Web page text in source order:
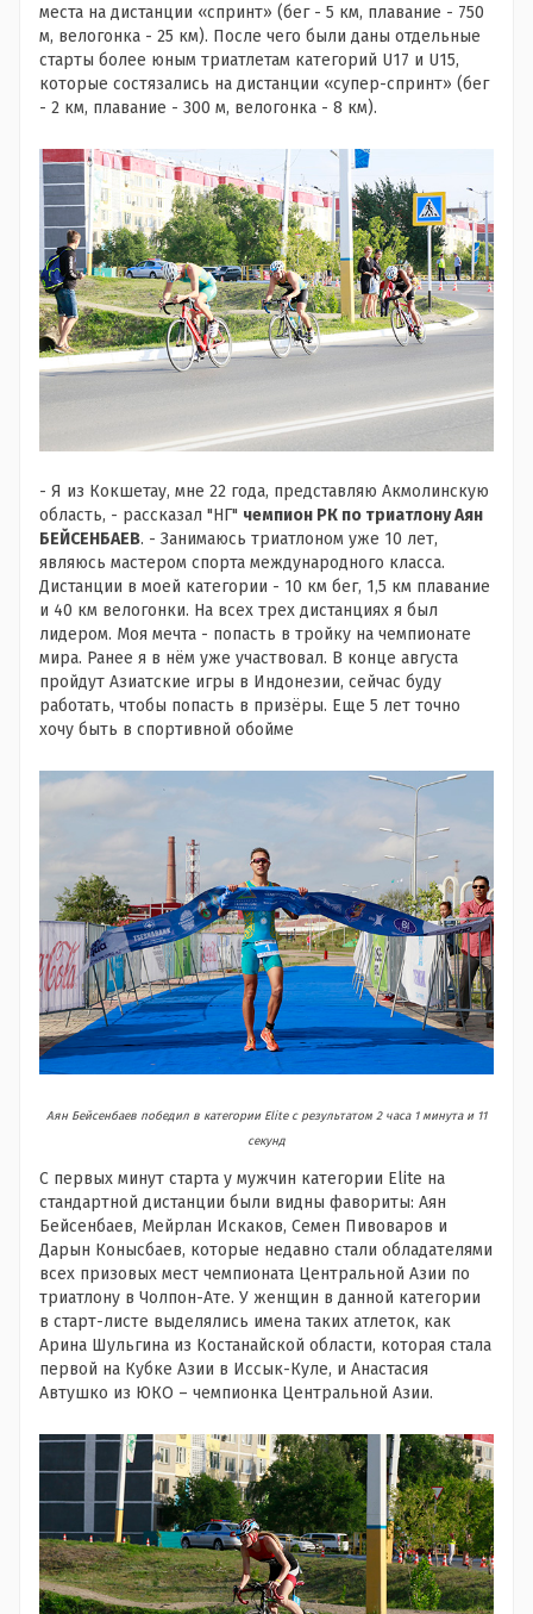
места на дистанции «спринт» (бег - 5 км, плавание - 750
м, велогонка - 25 км). После чего были даны отдельные
старты более юным триатлетам категорий U17 и U15,
которые состязались на дистанции «супер-спринт» (бег
- 2 км, плавание - 300 м, велогонка - 8 км).
- Я из Кокшетау, мне 22 года, представляю Акмолинскую
область, - рассказал "НГ" чемпион РК по триатлону Аян
БЕЙСЕНБАЕВ. - Занимаюсь триатлоном уже 10 лет,
являюсь мастером спорта международного класса.
Дистанции в моей категории - 10 км бег, 1,5 км плавание
и 40 км велогонки. На всех трех дистанциях я был
лидером. Моя мечта - попасть в тройку на чемпионате
мира. Ранее я в нём уже участвовал. В конце августа
пройдут Азиатские игры в Индонезии, сейчас буду
работать, чтобы попасть в призёры. Еще 5 лет точно
хочу быть в спортивной обойме
Аян Бейсенбаев победил в категории Elite с результатом 2 часа 1 минута и 11
секунд
С первых минут старта у мужчин категории Elite на
стандартной дистанции были видны фавориты: Аян
Бейсенбаев, Мейрлан Искаков, Семен Пивоваров и
Дарын Конысбаев, которые недавно стали обладателями
всех призовых мест чемпионата Центральной Азии по
триатлону в Чолпон-Ате. У женщин в данной категории
в старт-листе выделялись имена таких атлеток, как
Арина Шульгина из Костанайской области, которая стала
первой на Кубке Азии в Иссык-Куле, и Анастасия
Автушко из ЮКО – чемпионка Центральной Азии.